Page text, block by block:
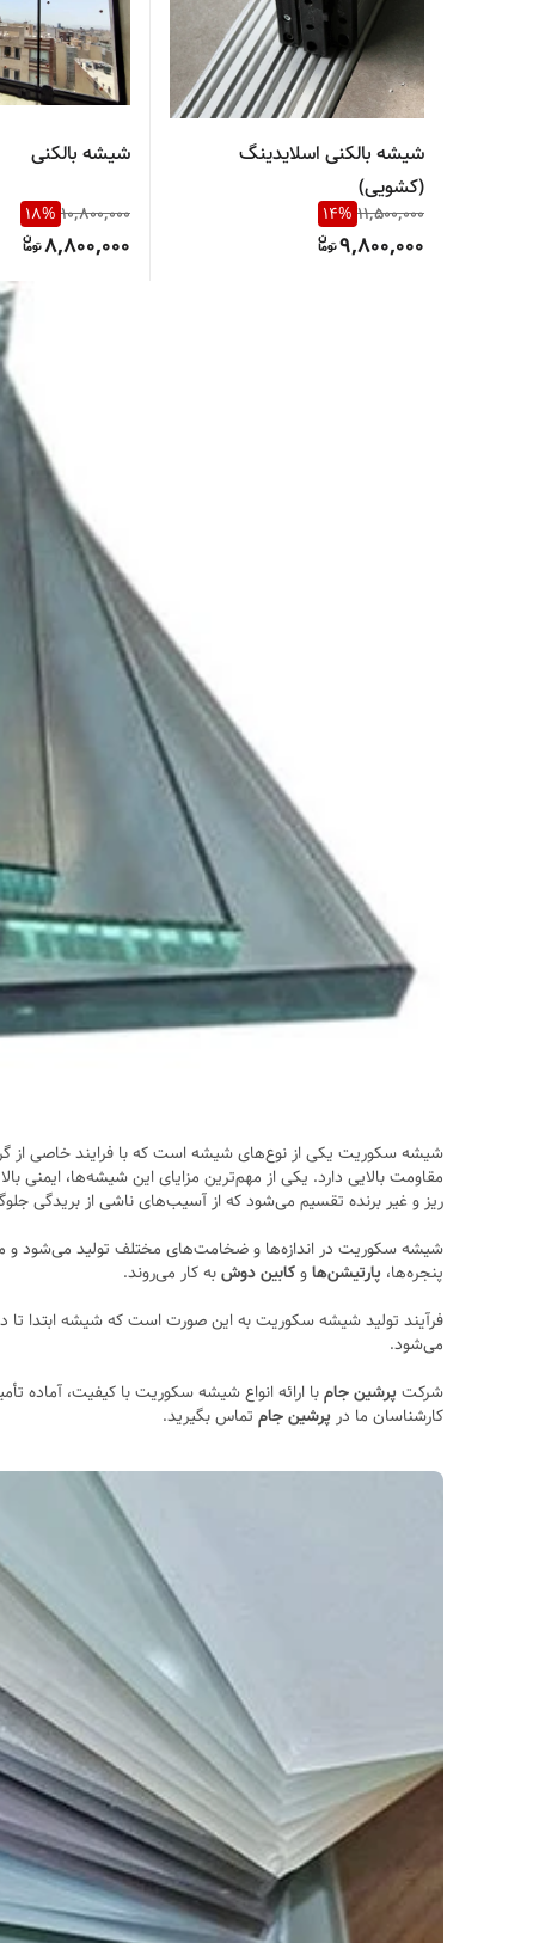
شیشه بالکنی اسلایدینگ
(کشویی)
11,500,000
14%
9,800,000
شیشه بالکنی
10,800,000
18%
8,800,000
شیشه سکوریت یکی از نوع‌های شیشه است که با فرایند خاصی از
مقاومت بالایی دارد. یکی از مهم‌ترین مزایای این شیشه‌ها،
ریز و غیر برنده تقسیم می‌شود که از آسیب‌های ناشی از بریدگی
شیشه سکوریت در اندازه‌ها و ضخامت‌های مختلف تولید می‌شود و
پنجره‌ها، پارتیشن‌هاوکابین دوشبه کار می‌روند.
می‌شود.
شرکتپرشین جامبا ارائه انواع شیشه سکوریت با کیفیت، آماده
کارشناسان ما در پرشین جام تماس بگیرید.